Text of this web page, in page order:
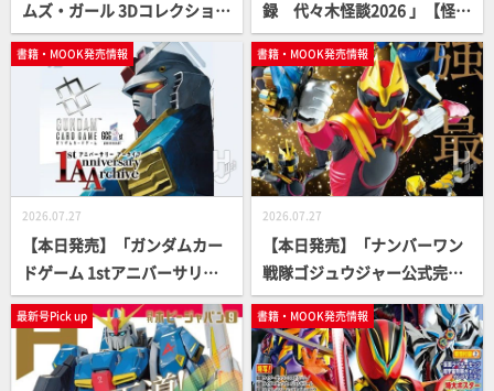
ムズ・ガール 3Dコレクショ
ン」【FAガール】
録 代々木怪談2026 」【怪談
アンソロジー】
書籍・MOOK発売情報
2026.07.27
【本日発売】「ガンダムカー
ドゲーム 1stアニバーサリー
アーカイブ」【ガンダム】
書籍・MOOK発売情報
2026.07.27
【本日発売】「ナンバーワン
戦隊ゴジュウジャー公式完全
読本」【スーパー戦隊】
最新号Pick up 書籍・MOOK発売情報